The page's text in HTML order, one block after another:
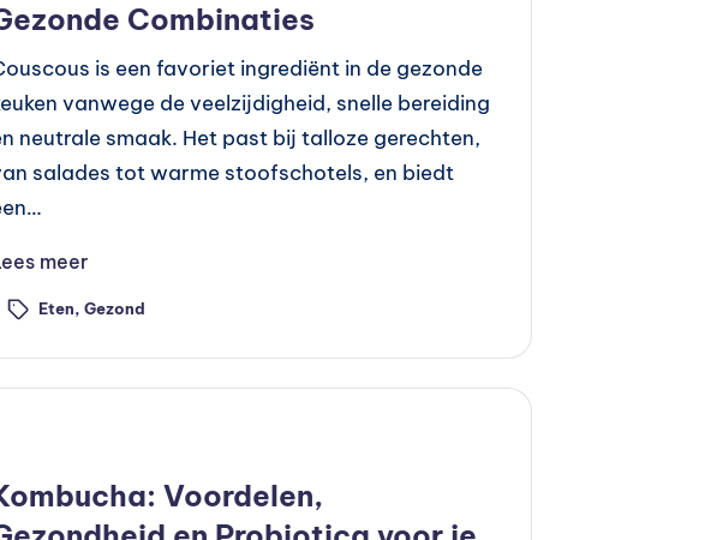
Combinaties
is een favoriet ingrediënt in de gezonde
vanwege de veelzijdigheid, snelle bereiding
neutrale smaak. Het past bij talloze gerechten,
salades tot warme stoofschotels, en biedt
meer
Eten, Gezond
Voordelen,